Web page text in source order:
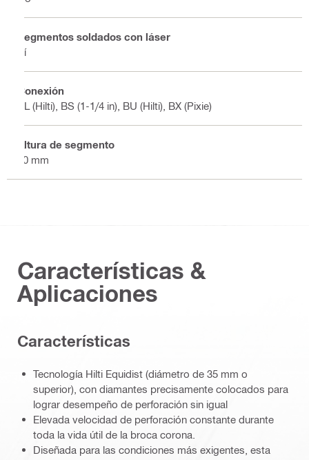
Segmentos soldados con láser
Sí
Conexión
BL (Hilti), BS (1-1/4 in), BU (Hilti), BX (Pixie)
Altura de segmento
10 mm
Características &
Aplicaciones
Características
Tecnología Hilti Equidist (diámetro de 35 mm o
superior), con diamantes precisamente colocados para
lograr desempeño de perforación sin igual
Elevada velocidad de perforación constante durante
toda la vida útil de la broca corona.
Diseñada para las condiciones más exigentes, esta